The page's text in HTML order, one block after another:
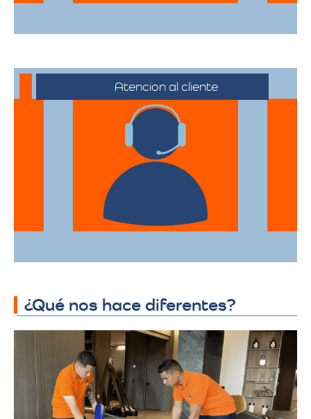
Atencion al cliente
Desde el primer contacto hasta la
finalización de la mudanza, se ofrece un
servicio al cliente excepcional,
adaptándose a sus horarios y
necesidades específicas.
¿Qué nos hace diferentes?